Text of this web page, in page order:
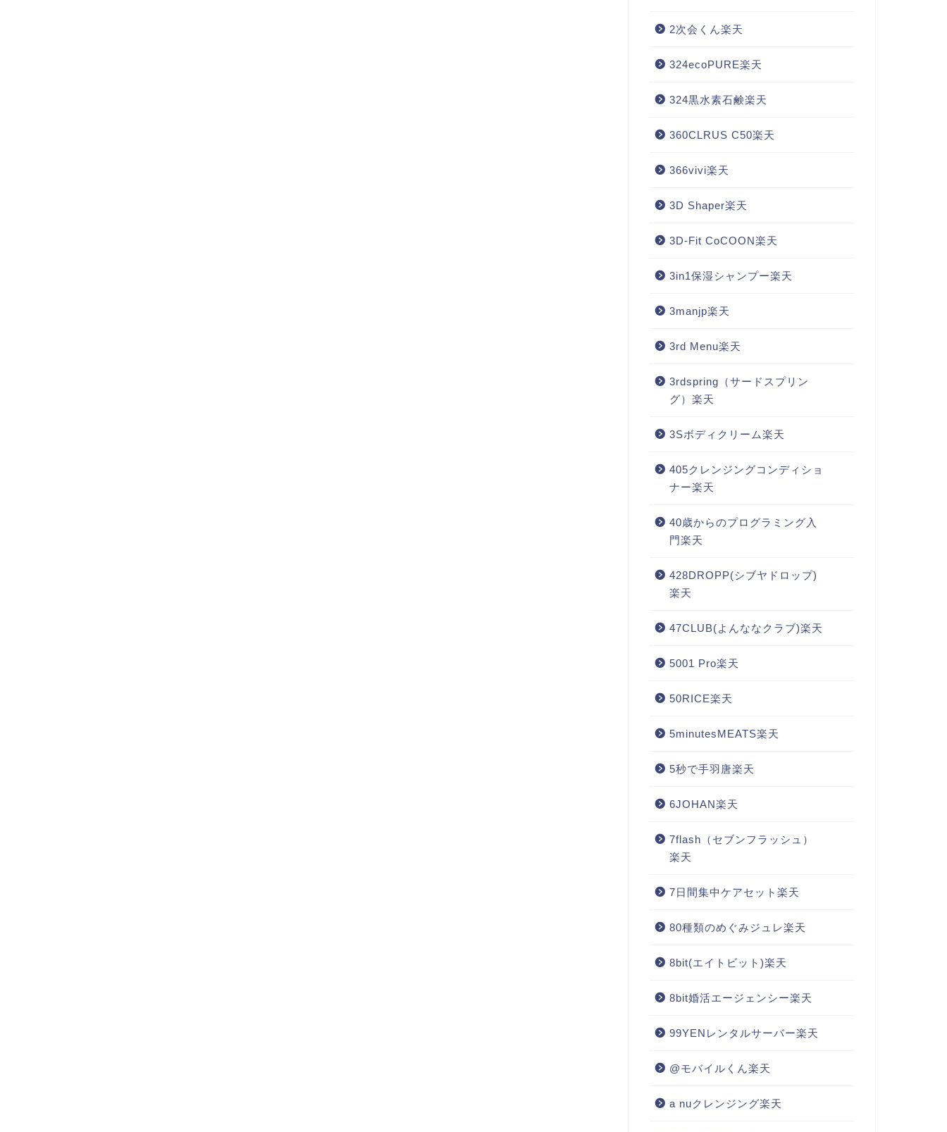
2次会くん楽天
324ecoPURE楽天
324黒水素石鹸楽天
360CLRUS C50楽天
366vivi楽天
3D Shaper楽天
3D-Fit CoCOON楽天
3in1保湿シャンプー楽天
3manjp楽天
3rd Menu楽天
3rdspring（サードスプリン
グ）楽天
3Sボディクリーム楽天
405クレンジングコンディショ
ナー楽天
40歳からのプログラミング入
門楽天
428DROPP(シブヤドロップ)
楽天
47CLUB(よんななクラブ)楽天
5001 Pro楽天
50RICE楽天
5minutesMEATS楽天
5秒で手羽唐楽天
6JOHAN楽天
7flash（セブンフラッシュ）
楽天
7日間集中ケアセット楽天
80種類のめぐみジュレ楽天
8bit(エイトビット)楽天
8bit婚活エージェンシー楽天
99YENレンタルサーバー楽天
@モバイルくん楽天
a nuクレンジング楽天